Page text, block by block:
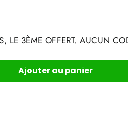
LE 3ÈME OFFERT. AUCUN
Ajouter au panier